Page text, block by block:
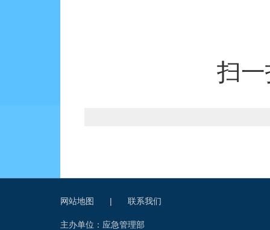
扫
网站地图 | 联系我们
主办单位：应急管理部